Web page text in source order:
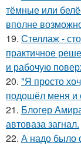
тёмные или
вполне
19. Стеллаж -
практичное
и рабочую
20. "Я просто
подошёл меня и
21. Блогер
автоваза загнал.
22. А надо было